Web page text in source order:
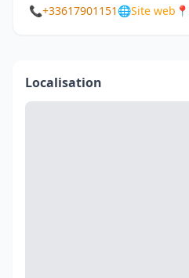
📞+33617901151 🌐Site web 📍
Localisation